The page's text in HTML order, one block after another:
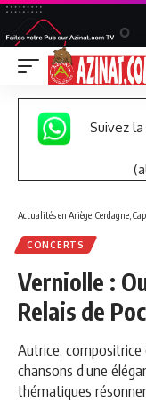
Suivez
Actualités en Ariège, Cerdagne,
CONCERTS
Verniolle :
Relais de
Autrice,
chansons d’une
thématiques